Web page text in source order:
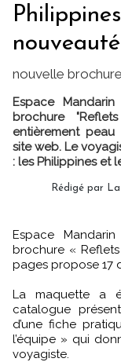
nouvelle
Espace
brochure
entièrement
site web. Le
: les Philippines et
Rédigé par
Espace Mandarin annonce la sortie de sa nouvelle
brochure «
pages propose 17
La maquette a
catalogue
d’une fiche
l’équipe » qui
voyagiste.